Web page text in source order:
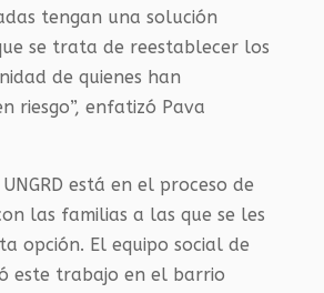
tengan una solución
se trata de reestablecer los
de quienes han
riesgo”, enfatizó Pava
está en el proceso de
las familias a las que se les
opción. El equipo social de
este trabajo en el barrio